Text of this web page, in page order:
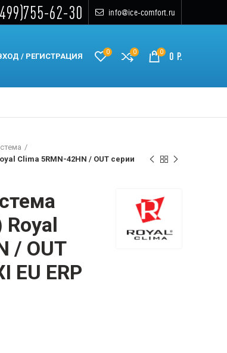
62-30 info@ice-comfort.ru
/ РЕГИСТРАЦИЯ 0 0 0 0 Р.
Clima 5RMN-42HN / OUT серии
/ OUT
EU ERP